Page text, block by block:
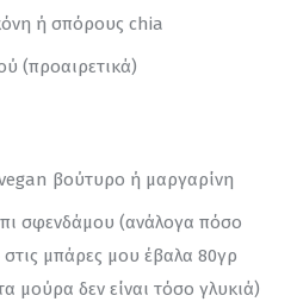
ή σπόρους chia
(προαιρετικά)
βούτυρο ή μαργαρίνη
σφενδάμου (ανάλογα πόσο
στις μπάρες μου έβαλα 80γρ
μούρα δεν είναι τόσο γλυκιά)